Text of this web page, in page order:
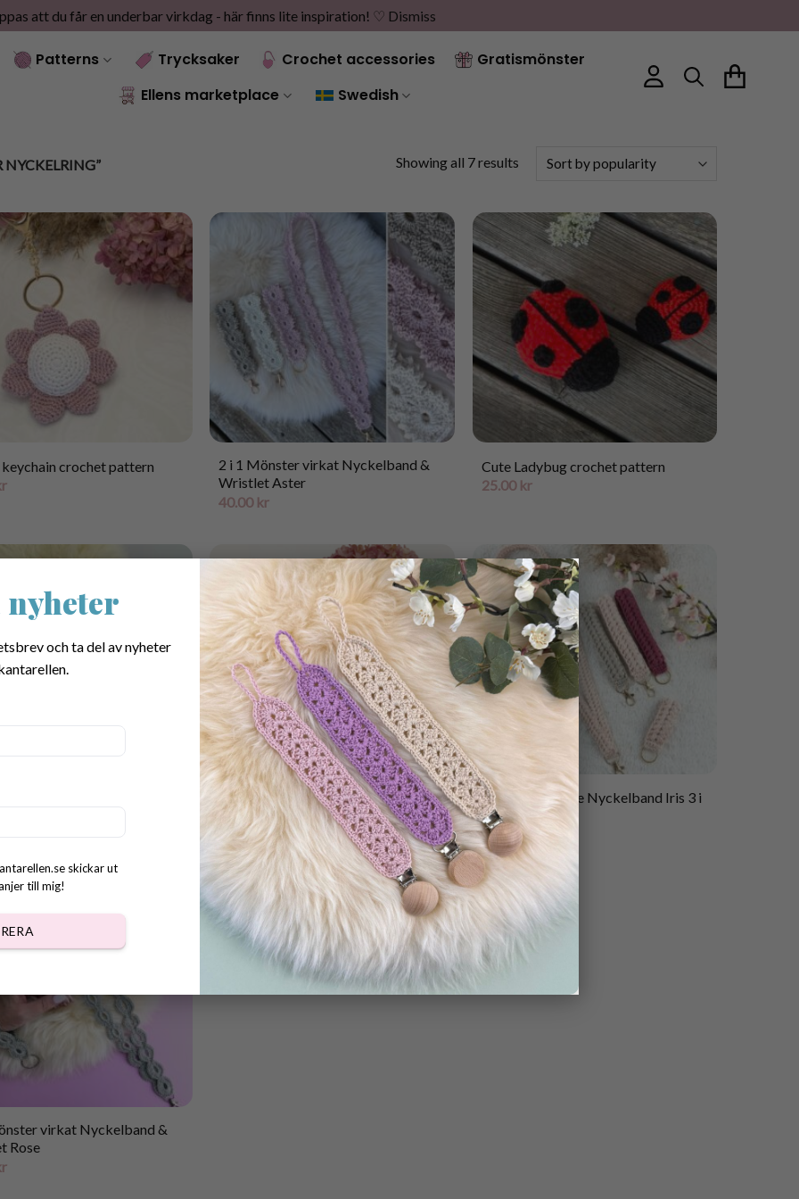
nyheter
och ta del av nyheter
skickar ut
till mig!
×
att du får en underbar virkdag - här finns lite inspiration! ♡ Dismiss
Patterns Trycksaker Crochet accessories
Gratismönster
Ellens marketplace
Swedish
Showing all 7 resultsSorted
crochet pattern
2 i 1 Mönster virkat Nyckelband &
Wristlet Aster
40.00 kr
Cute Ladybug crochet pattern
25.00 kr
Printable Tags for Scrubbies
25.00kr
Mönster virkade Nyckelband Iris 3 i
1
45.00 kr
virkat Nyckelband &
Rose